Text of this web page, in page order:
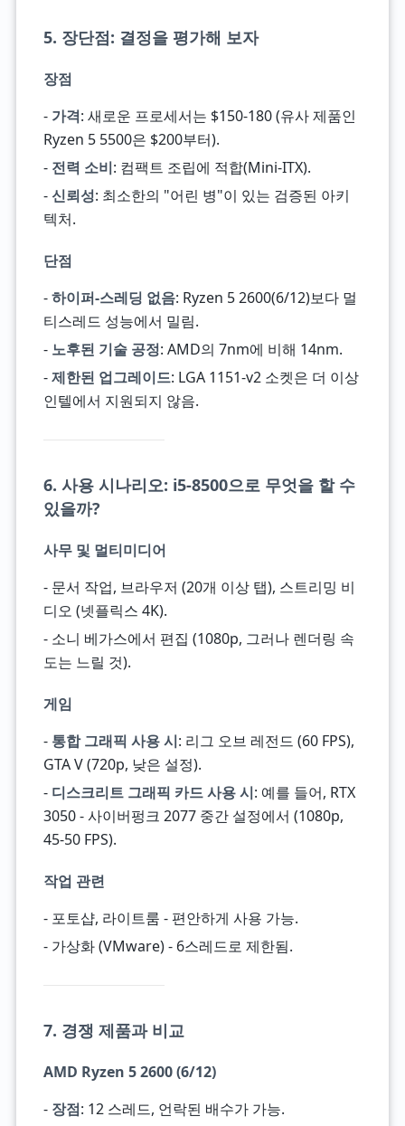
5. 장단점: 결정을 평가해 보자
장점
- 가격: 새로운 프로세서는 $150-180 (유사 제품인
Ryzen 5 5500은 $200부터).
- 전력 소비: 컴팩트 조립에 적합(Mini-ITX).
-신뢰성: 최소한의 "어린 병"이 있는 검증된 아키
텍처.
단점
-하이퍼-스레딩 없음: Ryzen 5 2600(6/12)보다 멀
티스레드 성능에서 밀림.
- 노후된 기술 공정: AMD의 7nm에 비해 14nm.
-제한된 업그레이드: LGA 1151-v2 소켓은 더 이상
인텔에서 지원되지 않음.
6. 사용 시나리오: i5-8500으로 무엇을 할 수
있을까?
사무 및 멀티미디어
- 문서 작업, 브라우저 (20개 이상 탭), 스트리밍 비
디오 (넷플릭스 4K).
- 소니 베가스에서 편집 (1080p, 그러나 렌더링 속
도는 느릴 것).
게임
- 통합 그래픽 사용 시: 리그 오브 레전드 (60 FPS),
GTA V (720p, 낮은 설정).
- 디스크리트 그래픽 카드 사용 시: 예를 들어, RTX
3050 - 사이버펑크 2077 중간 설정에서 (1080p,
45-50 FPS).
작업 관련
- 포토샵, 라이트룸 - 편안하게 사용 가능.
- 가상화 (VMware) - 6스레드로 제한됨.
7. 경쟁 제품과 비교
AMD Ryzen 5 2600 (6/12)
- 장점: 12 스레드, 언락된 배수가 가능.